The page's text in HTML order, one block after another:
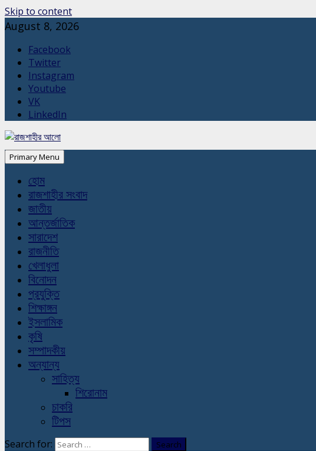
Skip to content
August 8, 2026
Facebook
Twitter
Instagram
Youtube
VK
LinkedIn
Primary Menu
হোম
রাজশাহীর সংবাদ
জাতীয়
আন্তর্জাতিক
সারাদেশ
রাজনীতি
খেলাধুলা
বিনোদন
প্রযুক্তি
শিক্ষাঙ্গন
ইসলামিক
কৃষি
সম্পাদকীয়
অন্যান্য
সাহিত্য
শিরোনাম
চাকরি
টিপস
Search for: